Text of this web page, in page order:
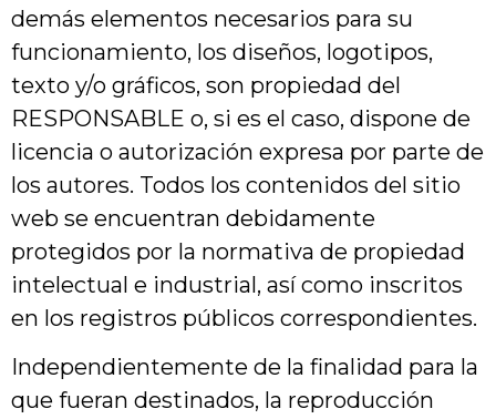
demás elementos necesarios para su
funcionamiento, los diseños, logotipos,
texto y/o gráficos, son propiedad del
RESPONSABLE o, si es el caso, dispone de
licencia o autorización expresa por parte de
los autores. Todos los contenidos del sitio
web se encuentran debidamente
protegidos por la normativa de propiedad
intelectual e industrial, así como inscritos
en los registros públicos correspondientes.
Independientemente de la finalidad para la
que fueran destinados, la reproducción